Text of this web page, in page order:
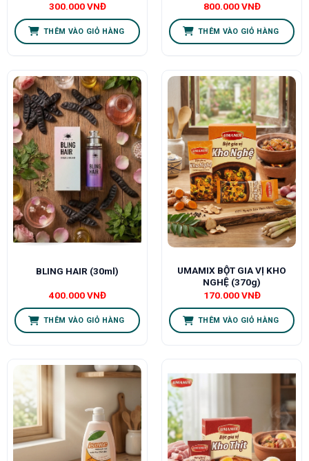
300.000VNĐ
THÊM VÀO GIỎ HÀNG
800.000VNĐ
THÊM VÀO GIỎ HÀNG
BLING HAIR (30ml)
400.000VNĐ
THÊM VÀO GIỎ HÀNG
UMAMIX BỘT GIA VỊ KHO
NGHỆ (370g)
170.000VNĐ
THÊM VÀO GIỎ HÀNG